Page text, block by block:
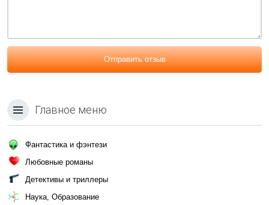
Отправить отзыв
Главное меню
Фантастика и фэнтези
Любовные романы
Детективы и триллеры
Наука, Образование